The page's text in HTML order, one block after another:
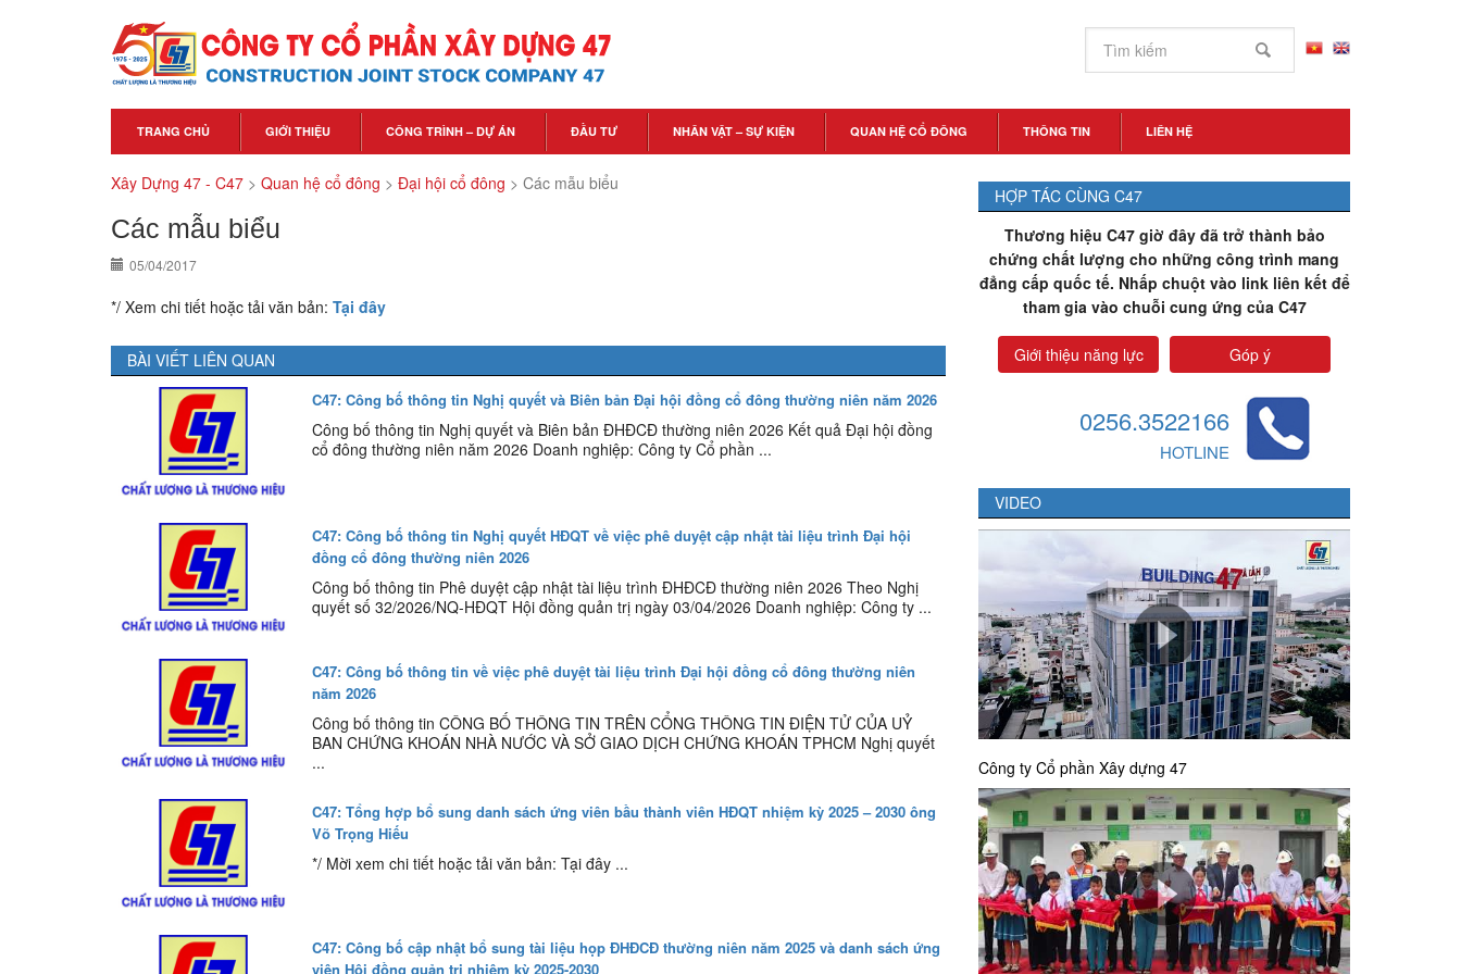
TRANG CHỦ GIỚI THIỆU CÔNG TRÌNH – DỰ ÁN ĐẦU TƯ NHÂN VẬT – SỰ KIỆN QUAN HỆ CỔ ĐÔNG THÔNG TIN LIÊN HỆ
Xây Dựng 47 - C47 > Quan hệ cổ đông > Đại hội cổ đông > Các mẫu biểu
Các mẫu biểu
05/04/2017
*/ Xem chi tiết hoặc tải văn bản: Tại đây
BÀI VIẾT LIÊN QUAN
C47: Công bố thông tin Nghị quyết và Biên bản Đại hội đồng cổ đông thường niên năm 2026
Công bố thông tin Nghị quyết và Biên bản ĐHĐCĐ thường niên 2026 Kết quả Đại hội đồng
cổ đông thường niên năm 2026 Doanh nghiệp: Công ty Cổ phần ...
C47: Công bố thông tin Nghị quyết HĐQT về việc phê duyệt cập nhật tài liệu trình Đại hội
đồng cổ đông thường niên 2026
Công bố thông tin Phê duyệt cập nhật tài liệu trình ĐHĐCĐ thường niên 2026 Theo Nghị
quyết số 32/2026/NQ-HĐQT Hội đồng quản trị ngày 03/04/2026 Doanh nghiệp: Công ty ...
C47: Công bố thông tin về việc phê duyệt tài liệu trình Đại hội đồng cổ đông thường niên
năm 2026
Công bố thông tin CÔNG BỐ THÔNG TIN TRÊN CỔNG THÔNG TIN ĐIỆN TỬ CỦA UỶ
BAN CHỨNG KHOÁN NHÀ NƯỚC VÀ SỞ GIAO DỊCH CHỨNG KHOÁN TPHCM Nghị quyết
...
C47: Tổng hợp bổ sung danh sách ứng viên bầu thành viên HĐQT nhiệm kỳ 2025 – 2030 ông
Võ Trọng Hiếu
*/ Mời xem chi tiết hoặc tải văn bản: Tại đây ...
C47: Công bố cập nhật bổ sung tài liệu họp ĐHĐCĐ thường niên năm 2025 và danh sách ứng
viên Hội đồng quản trị nhiệm kỳ 2025-2030
HỢP TÁC CÙNG C47
Thương hiệu C47 giờ đây đã trở thành bảo
chứng chất lượng cho những công trình mang
đẳng cấp quốc tế. Nhấp chuột vào link liên kết để
tham gia vào chuỗi cung ứng của C47
Giới thiệu năng lực Góp ý
0256.3522166
HOTLINE
VIDEO
Công ty Cổ phần Xây dựng 47